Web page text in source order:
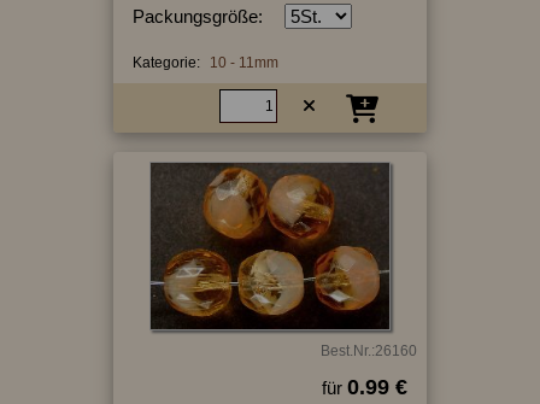
Packungsgröße:
Kategorie: 10 - 11mm
Best.Nr.:26160
für 0.99 €